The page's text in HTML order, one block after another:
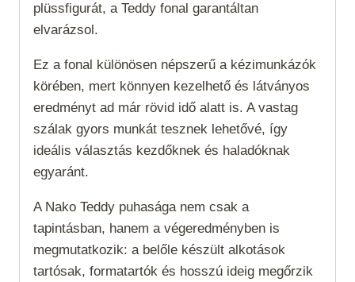
plüssfigurát, a Teddy fonal garantáltan
elvarázsol.
Ez a fonal különösen népszerű a kézimunkázók
körében, mert könnyen kezelhető és látványos
eredményt ad már rövid idő alatt is. A vastag
szálak gyors munkát tesznek lehetővé, így
ideális választás kezdőknek és haladóknak
egyaránt.
A Nako Teddy puhasága nem csak a
tapintásban, hanem a végeredményben is
megmutatkozik: a belőle készült alkotások
tartósak, formatartók és hosszú ideig megőrzik